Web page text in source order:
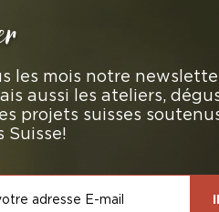
les mois notre
aussi les ateliers,
projets suisses
Suisse!